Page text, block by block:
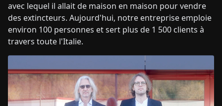
avec lequel il allait de maison en maison pour vendre
des extincteurs. Aujourd'hui, notre entreprise emploie
environ 100 personnes et sert plus de 1 500 clients à
travers toute l'Italie.